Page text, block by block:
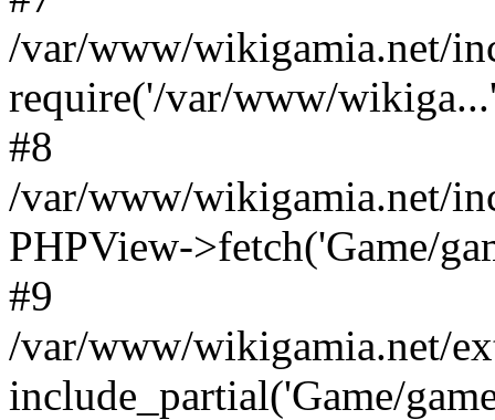
/var/www/wikigamia.net/
require('/var/www/
#8
/var/www/wikigamia.net/
PHPView->fetch('Game/
#9
/var/www/wikigamia.net/
include_partial('Game/